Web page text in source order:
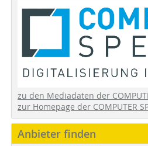
zu den Mediadaten der
zur Homepage der COMPUTER
Anbieter finden